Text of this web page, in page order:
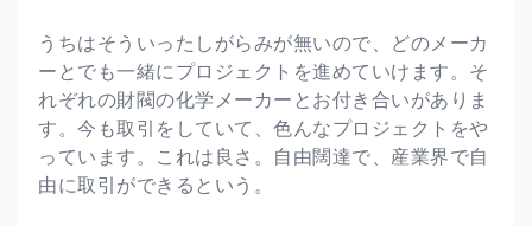
うちはそういったしがらみが無いので、どのメーカ
ーとでも一緒にプロジェクトを進めていけます。そ
れぞれの財閥の化学メーカーとお付き合いがありま
す。今も取引をしていて、色んなプロジェクトをや
っています。これは良さ。自由闊達で、産業界で自
由に取引ができるという。